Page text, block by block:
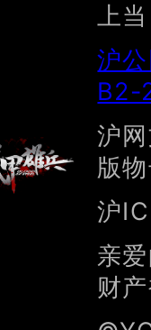
上
沪
B2-
沪
版
沪
亲
财